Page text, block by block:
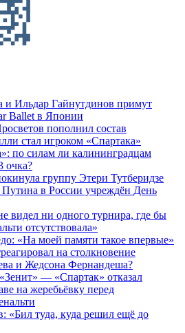
и Ильдар Гайнутдинов примут
Ballet в Японии
пополнил состав
стал игроком «Спартака»
по силам ли калининградцам
очка?
группу Этери Тутберидзе
в России учреждён День
видел ни одного турнира, где бы
отсутствовала»
«На моей памяти такое впервые»
на столкновение
и Жедсона Фернандеша?
— «Спартак» отказал
на жеребьёвку перед
«Бил туда, куда решил ещё до